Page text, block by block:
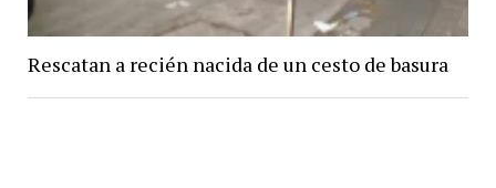
Rescatan a recién nacida de un cesto de basura